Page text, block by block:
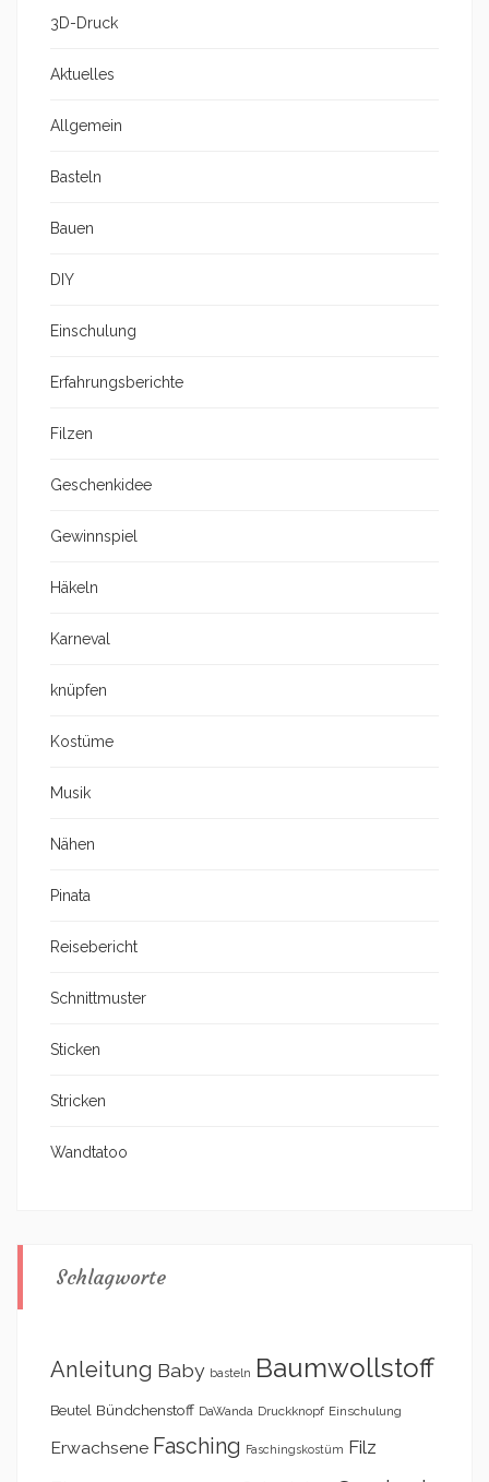
3D-Druck
Aktuelles
Allgemein
Basteln
Bauen
DIY
Einschulung
Erfahrungsberichte
Filzen
Geschenkidee
Gewinnspiel
Häkeln
Karneval
knüpfen
Kostüme
Musik
Nähen
Pinata
Reisebericht
Schnittmuster
Sticken
Stricken
Wandtatoo
Schlagworte
Anleitung Baby basteln Baumwollstoff
Beutel Bündchenstoff DaWanda Druckknopf Einschulung
Erwachsene Fasching Faschingskostüm Filz